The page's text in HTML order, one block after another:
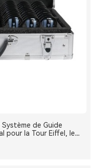
de Guide
pour la Tour Eiffel, le